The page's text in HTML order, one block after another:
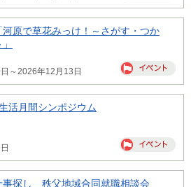
原で草花みっけ！～さがす・つか
～2026年12月13日
活月間シンポジウム
事探し 秩父地域合同就職相談会